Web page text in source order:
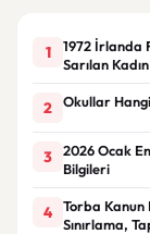
1
1972 İrlanda
Sarılan
2 Okullar
3
2026 Ocak
Bilgileri
4
Torba Kanun
Sınırlama,